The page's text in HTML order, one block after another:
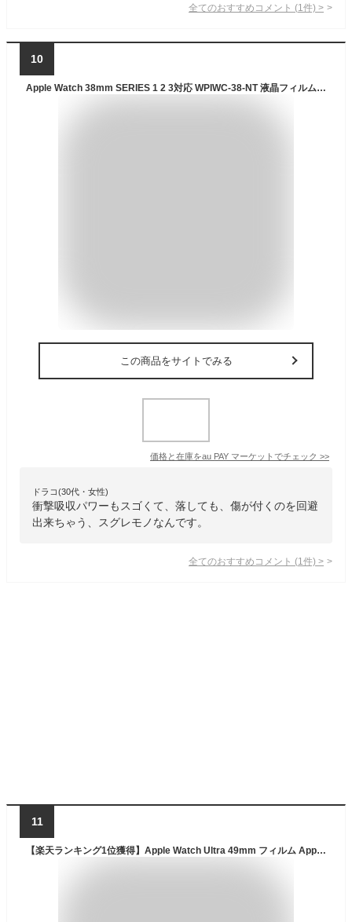
全てのおすすめコメント (1 件) >
10
Apple Watch 38mm SERIES 1 2 3対応 WPIWC-38-NT 液晶フィルム 衝撃吸収 Wrapsol ULTRA 2枚セット INNOVA
この商品をサイトでみる
価格と在庫をau PAY マーケット でチェック >>
ドラコ(30代・女性)
衝撃吸収パワーもスゴくて、落しても、傷が付くのを回避
出来ちゃう、スグレモノなんです。
全てのおすすめコメント (1 件) >
11
【楽天ランキング1位獲得】Apple Watch Ultra 49mm フィルム Apple Watch Series 8 保護フィルム Apple Watch Series7 フィルム 41mm 45mm Apple Watch Series SE フィルム Apple Watch Series 5 4 フィルム ガラス フィルム 3D 40mm 44mm 本体 アップルウォッチ フィルム